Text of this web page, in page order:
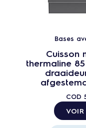
Bases
Cuisson
thermaline
COD
VOIR